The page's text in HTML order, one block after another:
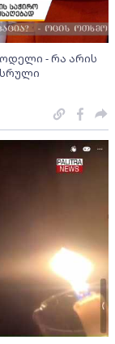
- რა არის